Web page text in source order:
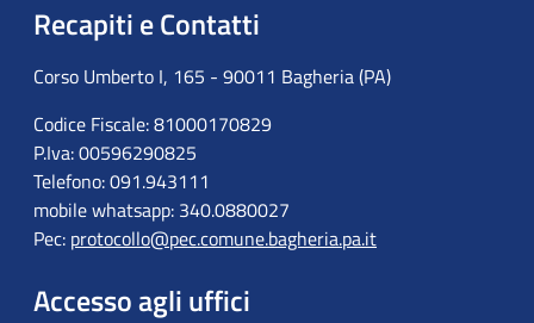
Recapiti e Contatti
Corso Umberto I, 165 - 90011 Bagheria (PA)
Codice Fiscale: 81000170829
P.Iva: 00596290825
Telefono: 091.943111
mobile whatsapp: 340.0880027
Pec: protocollo@pec.comune.bagheria.pa.it
Accesso agli uffici